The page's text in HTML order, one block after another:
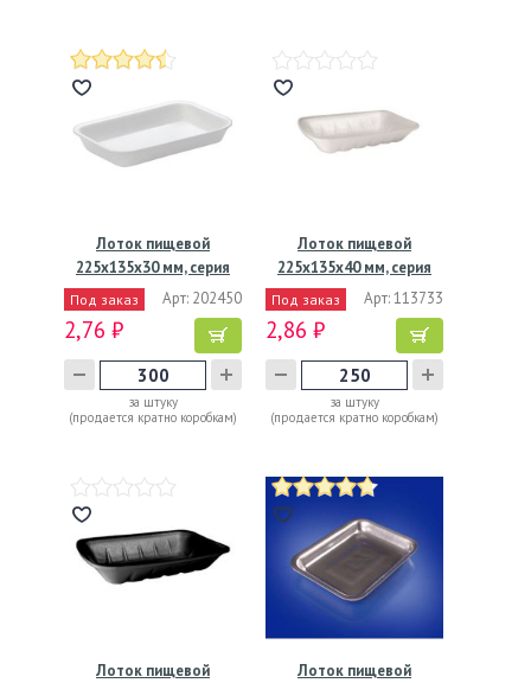
Лоток пищевой
225х135х30 мм, серия
Т-30,…
Под заказ Арт: 202450
2,76 ₽
за штуку
(продается кратно коробкам)
Лоток пищевой
225х135х40 мм, серия
М-40,…
Под заказ Арт: 113733
2,86 ₽
за штуку
(продается кратно коробкам)
Лоток пищевой
Лоток пищевой